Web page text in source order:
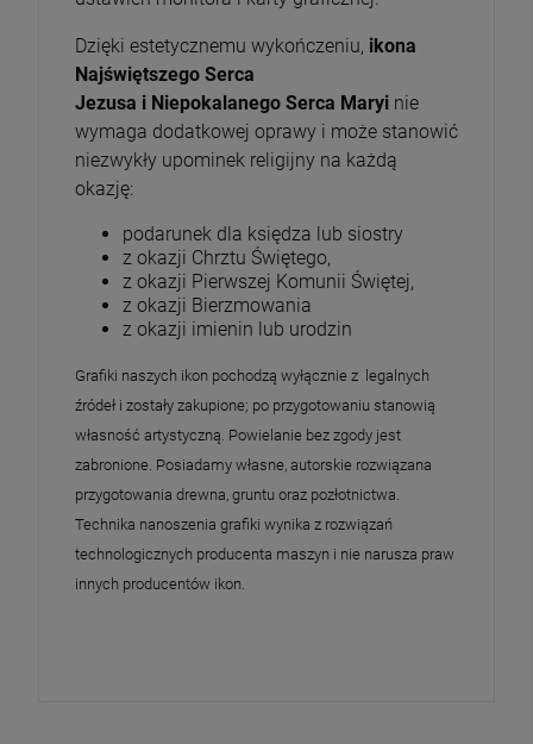
Dzięki estetycznemu wykończeniu, ikona
Najświętszego Serca
Jezusa i Niepokalanego Serca Maryi nie
wymaga dodatkowej oprawy i może stanowić
niezwykły upominek religijny na każdą
okazję:
podarunek dla księdza lub siostry
z okazji Chrztu Świętego,
z okazji Pierwszej Komunii Świętej,
z okazji Bierzmowania
z okazji imienin lub urodzin
Grafiki naszych ikon pochodzą wyłącznie z legalnych
źródeł i zostały zakupione; po przygotowaniu stanowią
własność artystyczną. Powielanie bez zgody jest
zabronione. Posiadamy własne, autorskie rozwiązana
przygotowania drewna, gruntu oraz pozłotnictwa.
Technika nanoszenia grafiki wynika z rozwiązań
technologicznych producenta maszyn i nie narusza praw
innych producentów ikon.